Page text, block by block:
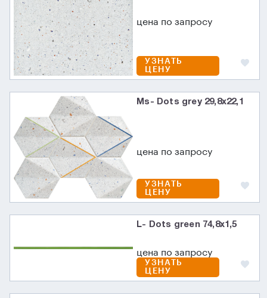
цена по запросу
УЗНАТЬ
ЦЕНУ
Ms- Dots grey 29,8x22,1
цена по запросу
УЗНАТЬ
ЦЕНУ
L- Dots green 74,8x1,5
цена по запросу
УЗНАТЬ
ЦЕНУ